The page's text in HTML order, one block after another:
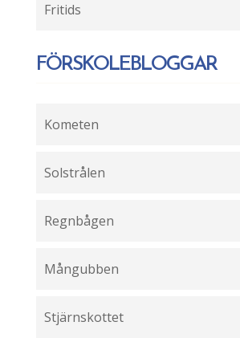
Fritids
FÖRSKOLEBLOGGAR
Kometen
Solstrålen
Regnbågen
Mångubben
Stjärnskottet